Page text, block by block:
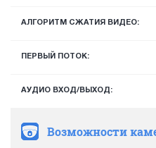
АЛГОРИТМ СЖАТИЯ ВИДЕО:
ПЕРВЫЙ ПОТОК:
АУДИО ВХОД/ВЫХОД:
Возможности